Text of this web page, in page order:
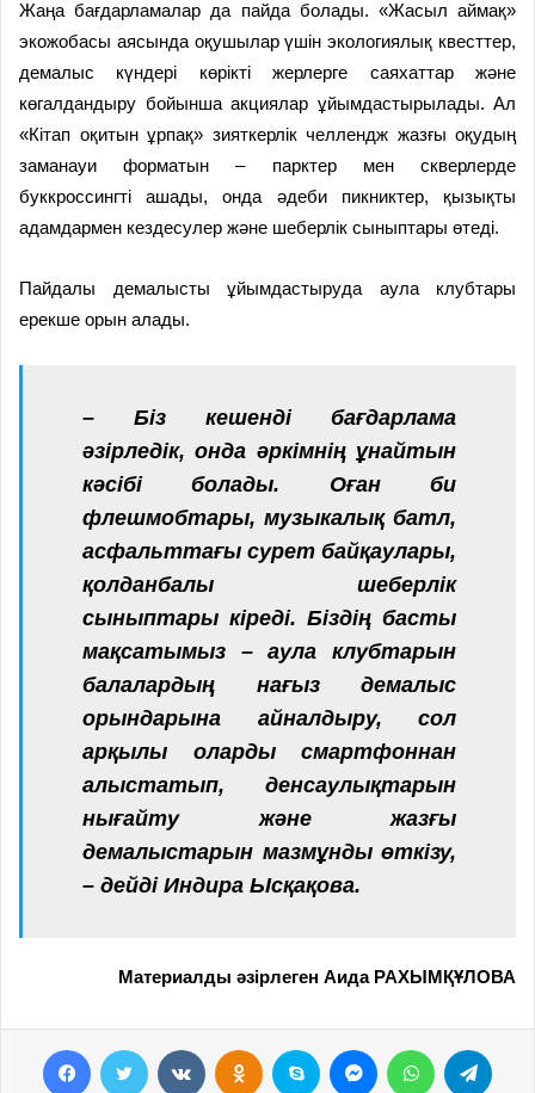
Жаңа бағдарламалар да пайда болады. «Жасыл аймақ»
экожобасы аясында оқушылар үшін экологиялық квесттер,
демалыс күндері көрікті жерлерге саяхаттар және
көгалдандыру бойынша акциялар ұйымдастырылады. Ал
«Кітап оқитын ұрпақ» зияткерлік челлендж жазғы оқудың
заманауи форматын – парктер мен скверлерде
буккроссингті ашады, онда әдеби пикниктер, қызықты
адамдармен кездесулер және шеберлік сыныптары өтеді.
Пайдалы демалысты ұйымдастыруда аула клубтары
ерекше орын алады.
– Біз кешенді бағдарлама
әзірледік, онда әркімнің ұнайтын
кәсібі болады. Оған би
флешмобтары, музыкалық батл,
асфальттағы сурет байқаулары,
қолданбалы шеберлік
сыныптары кіреді. Біздің басты
мақсатымыз – аула клубтарын
балалардың нағыз демалыс
орындарына айналдыру, сол
арқылы оларды смартфоннан
алыстатып, денсаулықтарын
нығайту және жазғы
демалыстарын мазмұнды өткізу,
– дейді Индира Ысқақова.
Материалды әзірлеген Аида РАХЫМҚҰЛОВА